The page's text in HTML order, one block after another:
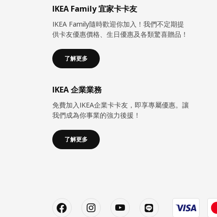
IKEA Family 宜家卡卡友
IKEA Family隨時歡迎你加入！我們不定期提
供卡友優惠價格、生日優惠及各類驚喜贈品！
了解更多
IKEA 企業業務
免費加入IKEA企業卡卡友，即享專屬優惠。讓
我們成為你事業的強力後援！
了解更多